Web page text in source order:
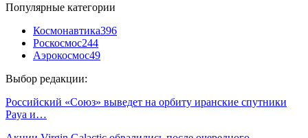
Популярные категории
Космонавтика396
Роскосмос244
Аэрокосмос49
Выбор редакции:
Российский «Союз» выведет на орбиту иранские спутники
Paya и…